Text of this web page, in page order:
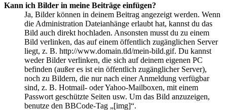
Kann ich Bilder in meine Beiträge einfügen?
Ja, Bilder können in deinem Beitrag angezeigt werden. Wenn
die Administration Dateianhänge erlaubt hat, kannst du das
Bild auch direkt hochladen. Ansonsten musst du zu einem
Bild verlinken, das auf einem öffentlich zugänglichen Server
liegt, z. B. http://www.domain.tld/mein-bild.gif. Du kannst
weder Bilder verlinken, die sich auf deinem eigenen PC
befinden (außer es ist ein öffentlich zugänglicher Server),
noch zu Bildern, die nur nach einer Anmeldung verfügbar
sind, z. B. Hotmail- oder Yahoo-Mailboxen, mit einem
Passwort geschützte Seiten usw. Um das Bild anzuzeigen,
benutze den BBCode-Tag „[img]“.